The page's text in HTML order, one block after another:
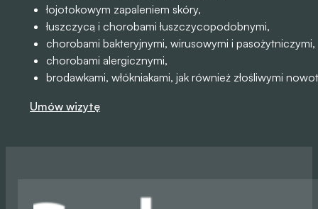
łojotokowym zapaleniem skóry,
łuszczycą i chorobami łuszczycopodobnymi,
chorobami bakteryjnymi, wirusowymi i pasożytniczymi,
chorobami alergicznymi,
brodawkami, włókniakami, jak również złośliwymi
Umów wizytę